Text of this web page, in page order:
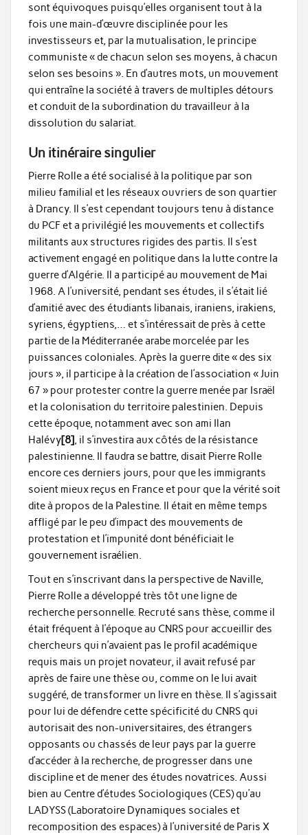
sont équivoques puisqu’elles organisent tout à la
fois une main-d’œuvre disciplinée pour les
investisseurs et, par la mutualisation, le principe
communiste « de chacun selon ses moyens, à chacun
selon ses besoins ». En d’autres mots, un mouvement
qui entraîne la société à travers de multiples détours
et conduit de la subordination du travailleur à la
dissolution du salariat.
Un itinéraire singulier
Pierre Rolle a été socialisé à la politique par son
milieu familial et les réseaux ouvriers de son quartier
à Drancy. Il s’est cependant toujours tenu à distance
du PCF et a privilégié les mouvements et collectifs
militants aux structures rigides des partis. Il s’est
activement engagé en politique dans la lutte contre la
guerre d’Algérie. Il a participé au mouvement de Mai
1968. A l’université, pendant ses études, il s’était lié
d’amitié avec des étudiants libanais, iraniens, irakiens,
syriens, égyptiens,… et s’intéressait de près à cette
partie de la Méditerranée arabe morcelée par les
puissances coloniales. Après la guerre dite « des six
jours », il participe à la création de l’association « Juin
67 » pour protester contre la guerre menée par Israël
et la colonisation du territoire palestinien. Depuis
cette époque, notamment avec son ami Ilan
Halévy[8], il s’investira aux côtés de la résistance
palestinienne. Il faudra se battre, disait Pierre Rolle
encore ces derniers jours, pour que les immigrants
soient mieux reçus en France et pour que la vérité soit
dite à propos de la Palestine. Il était en même temps
affligé par le peu d’impact des mouvements de
protestation et l’impunité dont bénéficiait le
gouvernement israélien.
Tout en s’inscrivant dans la perspective de Naville,
Pierre Rolle a développé très tôt une ligne de
recherche personnelle. Recruté sans thèse, comme il
était fréquent à l’époque au CNRS pour accueillir des
chercheurs qui n’avaient pas le profil académique
requis mais un projet novateur, il avait refusé par
après de faire une thèse ou, comme on le lui avait
suggéré, de transformer un livre en thèse. Il s’agissait
pour lui de défendre cette spécificité du CNRS qui
autorisait des non-universitaires, des étrangers
opposants ou chassés de leur pays par la guerre
d’accéder à la recherche, de progresser dans une
discipline et de mener des études novatrices. Aussi
bien au Centre d’études Sociologiques (CES) qu’au
LADYSS (Laboratoire Dynamiques sociales et
recomposition des espaces) à l’université de Paris X